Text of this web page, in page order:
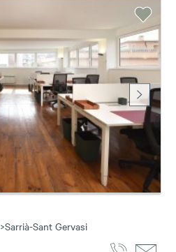
>Sarrià-Sant Gervasi